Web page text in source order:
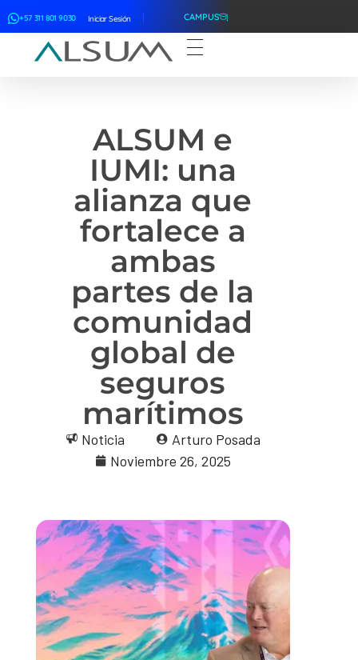
+57 311 801 9030 Iniciar Sesión CAMPUS
ALSUM e
IUMI: una
alianza que
fortalece a
ambas
partes de la
comunidad
global de
seguros
marítimos
Noticia
Arturo Posada
Noviembre 26, 2025